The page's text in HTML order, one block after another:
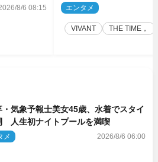
8/6 08:15
リ役・山中崇
エンタメ
VIVANT THE TIME，
・気象予報士美女45歳、水着でスタイ
人生初ナイトプールを満喫
メ 2026/8/6 06:00